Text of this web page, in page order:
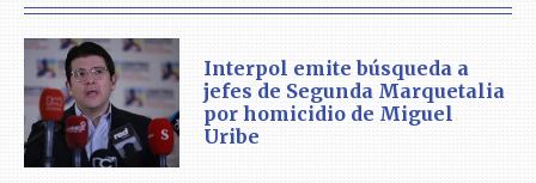
Interpol emite búsqueda a
jefes de Segunda Marquetalia
por homicidio de Miguel
Uribe